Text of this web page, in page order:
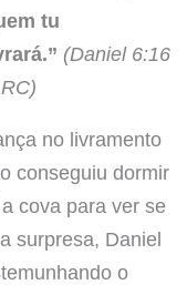
tu
(Daniel 6:16
no livramento
conseguiu dormir
cova para ver se
surpresa, Daniel
o